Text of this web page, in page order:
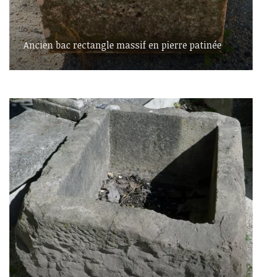
Ancien bac rectangle massif en pierre patinée